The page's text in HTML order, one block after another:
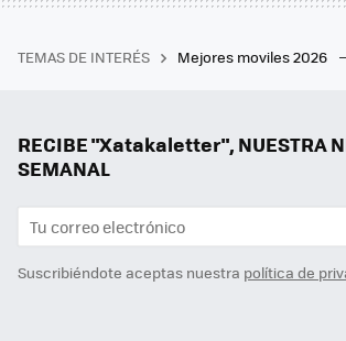
TEMAS DE INTERÉS Mejores moviles 2026
RECIBE "Xatakaletter", NUESTRA
SEMANAL
Suscribiéndote aceptas nuestra política de